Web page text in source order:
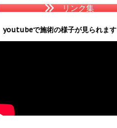
リンク集
youtubeで施術の様子が見られます